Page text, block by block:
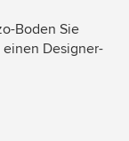
Boden Sie
Designer-
und
Fotos in